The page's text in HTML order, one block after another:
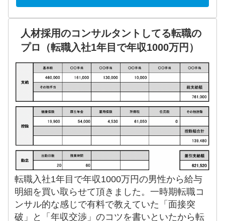
人材採用のコンサルタントしてる転職の
プロ（転職入社1年目で年収1000万円）
転職入社1年目で年収1000万円の男性から給与
明細を買い取らせて頂きました。一時期転職コ
ンサル的な感じで有料で教えていた「面接突
破」と「年収交渉」のコツを書いといたから転